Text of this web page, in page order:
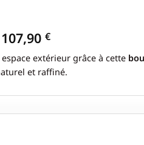
107,90 €Plage
de
prix :
21,90 €
107,90 €
de buis artificielle fleurs roses
extérieur grâce à cette
et raffiné.